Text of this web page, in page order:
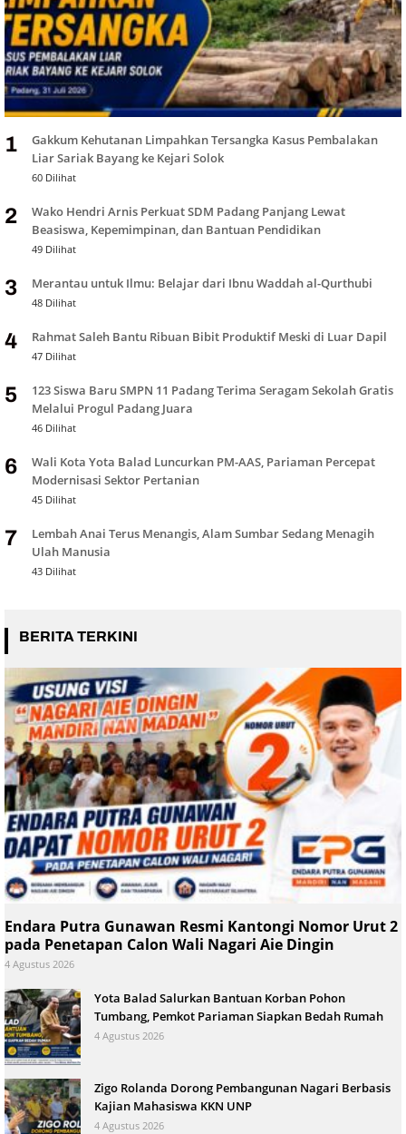
1
Gakkum Kehutanan Limpahkan Tersangka Kasus Pembalakan
Liar Sariak Bayang ke Kejari Solok
60 Dilihat
2
Wako Hendri Arnis Perkuat SDM Padang Panjang Lewat
Beasiswa, Kepemimpinan, dan Bantuan Pendidikan
49 Dilihat
3 Merantau untuk Ilmu: Belajar dari Ibnu Waddah al-Qurthubi
48 Dilihat
4 Rahmat Saleh Bantu Ribuan Bibit Produktif Meski di Luar Dapil
47 Dilihat
5
123 Siswa Baru SMPN 11 Padang Terima Seragam Sekolah Gratis
Melalui Progul Padang Juara
46 Dilihat
6
Wali Kota Yota Balad Luncurkan PM-AAS, Pariaman Percepat
Modernisasi Sektor Pertanian
45 Dilihat
7
Lembah Anai Terus Menangis, Alam Sumbar Sedang Menagih
Ulah Manusia
43 Dilihat
BERITA TERKINI
Endara Putra Gunawan Resmi Kantongi Nomor Urut 2
pada Penetapan Calon Wali Nagari Aie Dingin
4 Agustus 2026
Yota Balad Salurkan Bantuan Korban Pohon
Tumbang, Pemkot Pariaman Siapkan Bedah Rumah
4 Agustus 2026
Zigo Rolanda Dorong Pembangunan Nagari Berbasis
Kajian Mahasiswa KKN UNP
4 Agustus 2026